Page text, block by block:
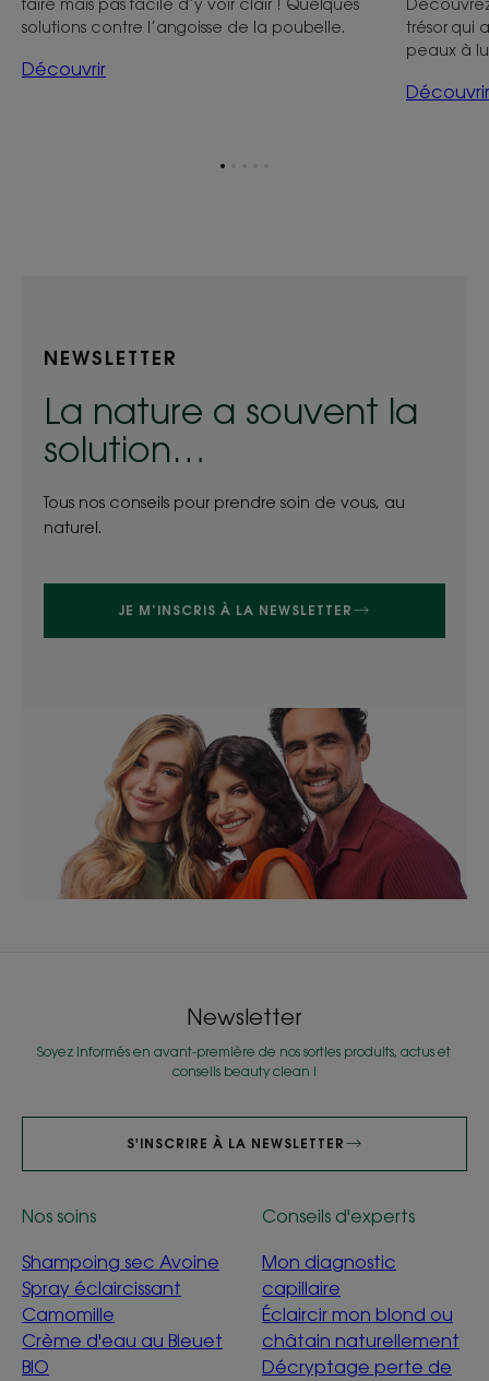
solutions contre l’angoisse de la poubelle.
Découvrir
trésor qui
peaux à
Découvrir
Aller
NEWSLETTER
La nature a souvent la
solution…
Tous nos conseils pour prendre soin de vous, au
naturel.
JE M’INSCRIS À LA NEWSLETTER
Newsletter
Soyez informés en avant-première de nos sorties produits, actus et
conseils beauty clean !
S'INSCRIRE À LA NEWSLETTER
Nos soins
Shampoing sec Avoine
Spray éclaircissant
Camomille
Crème d'eau au Bleuet
BIO
Conseils d'experts
Mon diagnostic
capillaire
Éclaircir mon blond ou
châtain naturellement
Décryptage perte de